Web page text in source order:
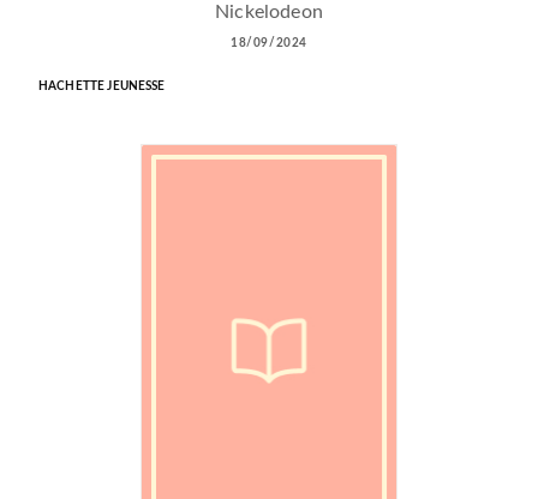
Nickelodeon
18/09/2024
HACHETTE JEUNESSE